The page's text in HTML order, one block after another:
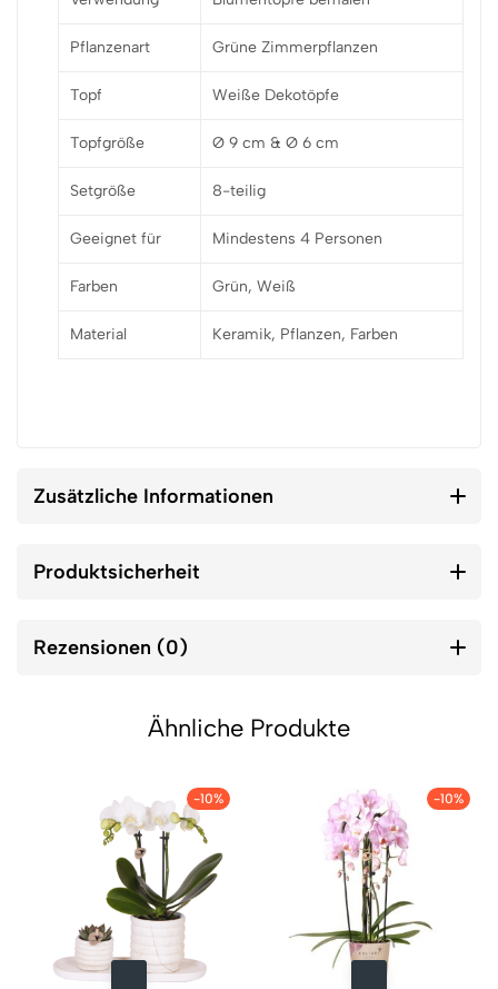
Pflanzenart Grüne Zimmerpflanzen
Topf Weiße Dekotöpfe
Topfgröße Ø 9 cm & Ø 6 cm
Setgröße 8-teilig
Geeignet für Mindestens 4 Personen
Farben Grün, Weiß
Material Keramik, Pflanzen, Farben
Zusätzliche Informationen
Produktsicherheit
Rezensionen (0)
Ähnliche Produkte
-10% -10%